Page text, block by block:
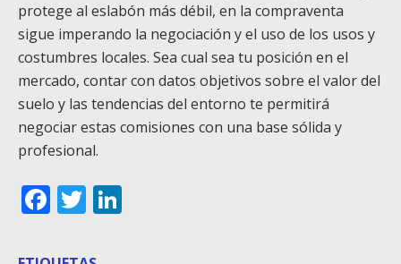
protege al eslabón más débil, en la compraventa
sigue imperando la negociación y el uso de los usos y
costumbres locales. Sea cual sea tu posición en el
mercado, contar con datos objetivos sobre el valor del
suelo y las tendencias del entorno te permitirá
negociar estas comisiones con una base sólida y
profesional.
Facebook
Twitter